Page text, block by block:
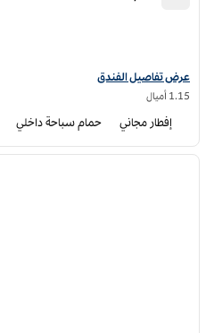
عرض تفاصيل الفندق أجنحة هوم وود من
عرض تفاصيل الفندق
1.15 أميال
إفطار مجاني حمام سباحة داخلي
1 من 12